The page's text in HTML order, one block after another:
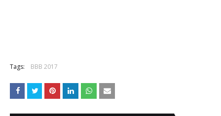
Tags: BBB 2017